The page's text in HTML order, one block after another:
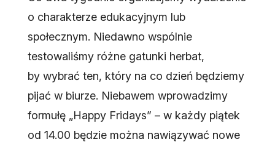
o charakterze edukacyjnym lub
społecznym. Niedawno wspólnie
testowaliśmy różne gatunki herbat,
by wybrać ten, który na co dzień będziemy
pijać w biurze. Niebawem wprowadzimy
formułę „Happy Fridays” – w każdy piątek
od 14.00 będzie można nawiązywać nowe